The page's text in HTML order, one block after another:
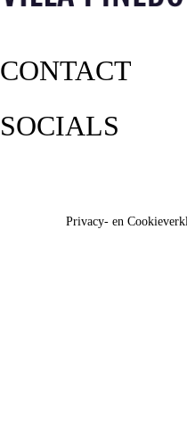
CONTACT
SOCIALS
Privacy- en